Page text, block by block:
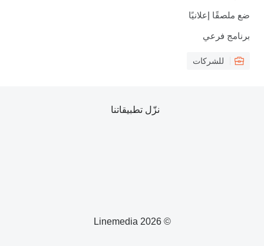
ضع ملصقًا إعلانيًا
برنامج فرعي
للشركات
© 2026 Linemedia
نزّل تطبيقاتنا